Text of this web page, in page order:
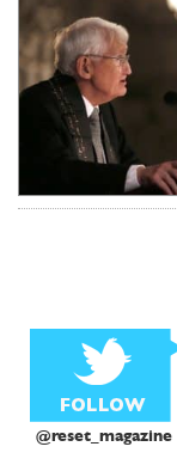
@reset_magazine